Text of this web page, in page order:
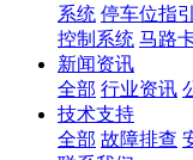
系统 停车位指
控制系统 马路
新闻资讯
全部 行业资讯
技术支持
全部 故障排查